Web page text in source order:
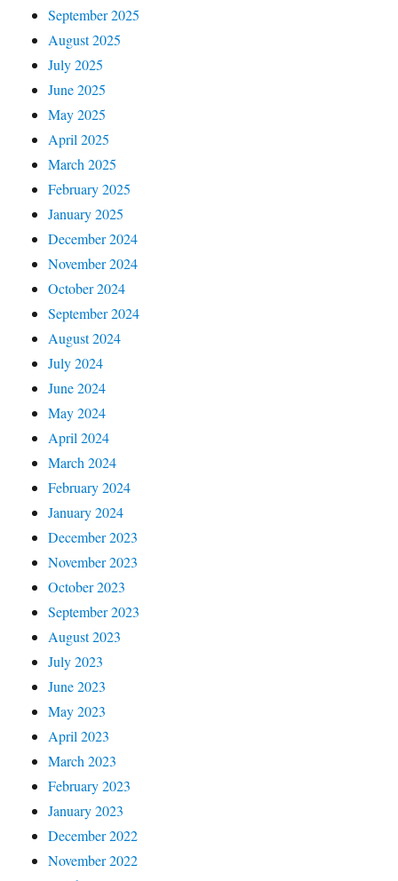
September 2025
August 2025
July 2025
June 2025
May 2025
April 2025
March 2025
February 2025
January 2025
December 2024
November 2024
October 2024
September 2024
August 2024
July 2024
June 2024
May 2024
April 2024
March 2024
February 2024
January 2024
December 2023
November 2023
October 2023
September 2023
August 2023
July 2023
June 2023
May 2023
April 2023
March 2023
February 2023
January 2023
December 2022
November 2022